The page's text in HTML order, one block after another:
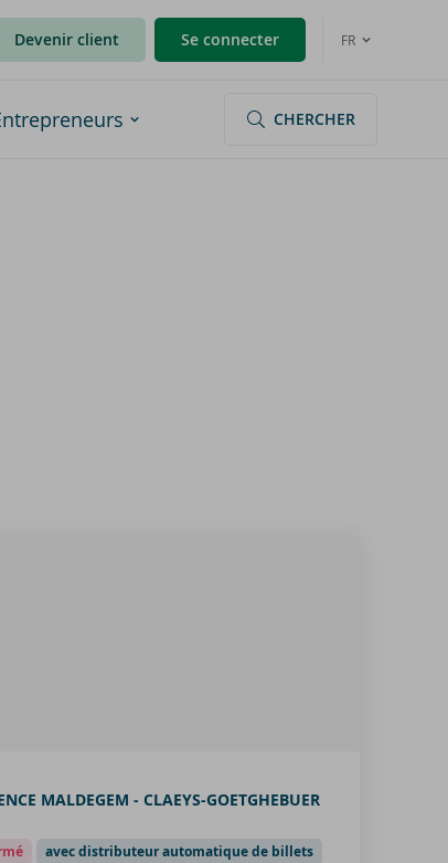
Devenir client Se connecter FR
CHERCHER
MALDEGEM - CLAEYS-GOETGHEBUER
avec distributeur automatique de billets